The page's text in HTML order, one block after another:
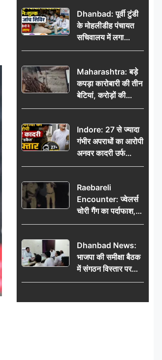
शुभ मुहूर्त
Dhanbad: पूर्वी टुंडी
के मोहलीडीह पंचायत
सचिवालय में लगा
निःशुल्क स्वास्थ्य जांच
उठाया लाभ
Maharashtra: बड़े
कपड़ा कारोबारी की तीन
बेटियां, करोड़ों की
कमाई… फिर भी पिता
अंतिम दिन, 5100 रुपये
भेजकर कहा– अंतिम
संस्कार कर दीजिए हम
नहीं आ पाएंगे
Indore: 27 से ज्यादा
गंभीर अपराधों का आरोपी
अनवर कादरी उर्फ
‘डकैत’ गिरफ्तार, इंदौर
Raebareli
Encounter: ज्वेलर्स
चोरी गैंग का पर्दाफाश,
पुलिस मुठभेड़ में दो
किलो चांदी बरामद
Dhanbad News:
भाजपा की समीक्षा बैठक
में संगठन विस्तार पर
मंथन, बीडीओ से
जनसमस्याओं का विवरण